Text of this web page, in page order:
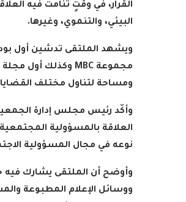
القرار، في وقتٍ تنامت فيه
البيئي، والتنموي، وغيرها.
ويشهد الملتقى تدشين أول
مجموعة
وكذلك أول
ومساحة لتناول مختلف
وأكّد رئيس مجلس إدارة
العلاقة بالمسؤولية
نوعه في مجال المسؤولية
وأوضح أن الملتقى يشارك
ووسائل الإعلام المطبوعة
بإذاعات وتليفزيونات
بمدينة الإنتاج...
2022-04-12